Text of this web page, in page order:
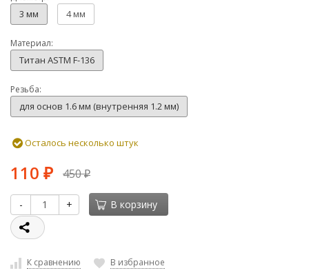
3 мм 4 мм
Материал:
Титан ASTM F-136
Резьба:
для основ 1.6 мм (внутренняя 1.2 мм)
Осталось несколько штук
110 ₽ 450₽
- + В корзину
К сравнению В избранное